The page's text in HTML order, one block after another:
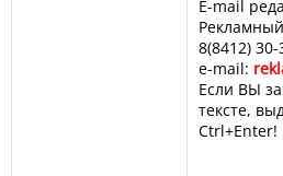
E-mail
8(8412)
e-mail:
Если ВЫ
тексте,
Ctrl+Enter!